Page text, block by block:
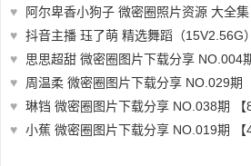
♥ 阿尔卑香小狗子 微密圈照片资源 大全集 发
♥ 抖音主播 珏了萌 精选舞蹈（15V2.56G
♥
思思超甜 微密圈图片下载分享 NO.004期 【22P2V】
♥
周温柔 微密圈图片下载分享 NO.029期 【4P】
♥ 琳铛 微密圈图片下载分享 NO.038期 【86P1V】
♥ 小蕉 微密圈图片下载分享 NO.019期 【4P6V】最